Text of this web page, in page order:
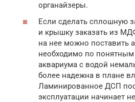
органайзеры.
Если сделать сплошную
и крышку заказать из
на нее можно поставить
необходимо по
аквариума с водой
более надежна в плане
Ламинированное ДСП
эксплуатации начинает